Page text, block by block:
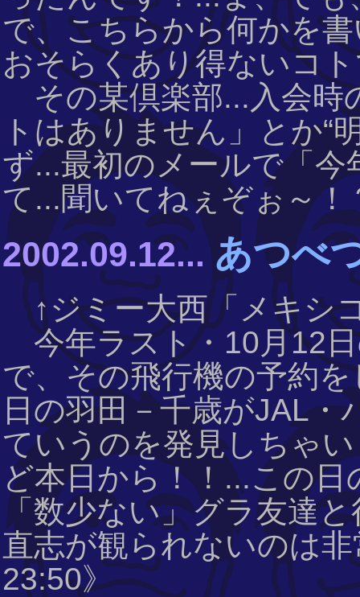
で、こちらから何かを
おそらくあり得ないコ
その某倶楽部...入会時
トはありません」とか“
ず...最初のメールで「
て...聞いてねぇぞぉ～
2002.09.12...あつべ
↑ジミー大西「メキシ
今年ラスト・10月12
で、その飛行機の予約
日の羽田－千歳がJAL
ていうのを発見しちゃ
ど本日から！！...この
「数少ない」グラ友達
直志が観られないのは
23:50》